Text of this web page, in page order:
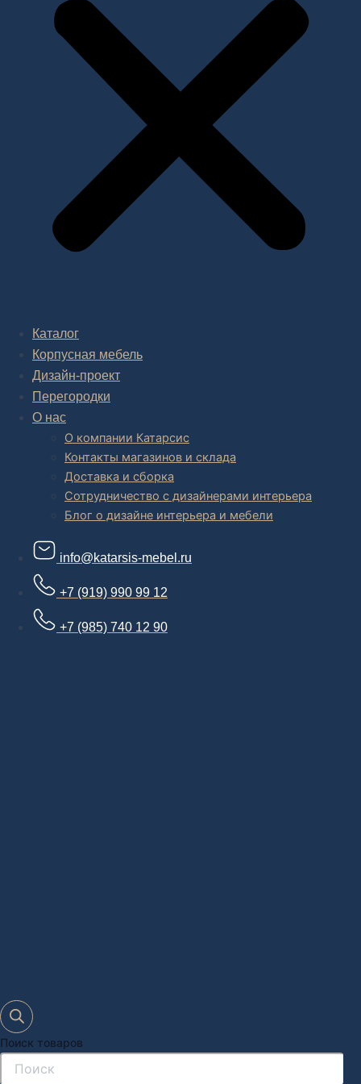
Каталог
Корпусная мебель
Дизайн-проект
Перегородки
О нас
О компании Катарсис
Контакты магазинов и склада
Доставка и сборка
Сотрудничество с дизайнерами интерьера
Блог о дизайне интерьера и мебели
info@katarsis-mebel.ru
+7 (919) 990 99 12
+7 (985) 740 12 90
Поиск товаров
В салоне мебели
есть и готовые товары, которые можем доставить уже сегодня, и
корпусная мебель на заказ, включая кухни.
Дизайн-проект "под ключ" в Москве